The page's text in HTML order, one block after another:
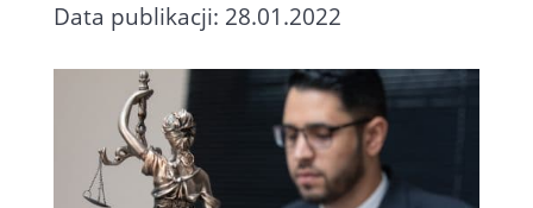
Data publikacji: 28.01.2022